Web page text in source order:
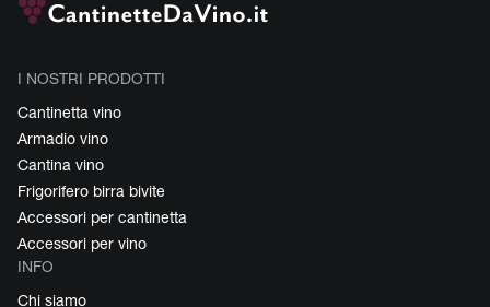
I NOSTRI PRODOTTI
Cantinetta vino
Armadio vino
Cantina vino
Frigorifero birra bivite
Accessori per cantinetta
Accessori per vino
INFO
Chi siamo